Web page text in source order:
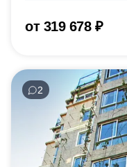
от 319 678 ₽
2